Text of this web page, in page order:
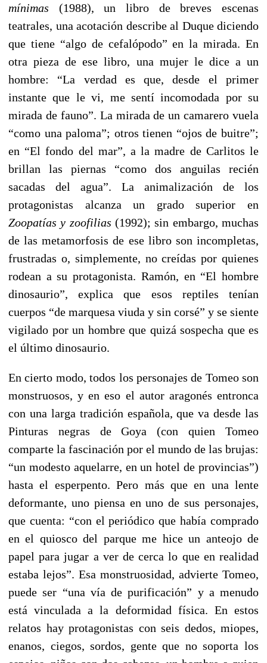
mínimas (1988), un libro de breves escenas
teatrales, una acotación describe al Duque diciendo
que tiene “algo de cefalópodo” en la mirada. En
otra pieza de ese libro, una mujer le dice a un
hombre: “La verdad es que, desde el primer
instante que le vi, me sentí incomodada por su
mirada de fauno”. La mirada de un camarero vuela
“como una paloma”; otros tienen “ojos de buitre”;
en “El fondo del mar”, a la madre de Carlitos le
brillan las piernas “como dos anguilas recién
sacadas del agua”. La animalización de los
protagonistas alcanza un grado superior en
Zoopatías y zoofilias (1992); sin embargo, muchas
de las metamorfosis de ese libro son incompletas,
frustradas o, simplemente, no creídas por quienes
rodean a su protagonista. Ramón, en “El hombre
dinosaurio”, explica que esos reptiles tenían
cuerpos “de marquesa viuda y sin corsé” y se siente
vigilado por un hombre que quizá sospecha que es
el último dinosaurio.
En cierto modo, todos los personajes de Tomeo son
monstruosos, y en eso el autor aragonés entronca
con una larga tradición española, que va desde las
Pinturas negras de Goya (con quien Tomeo
comparte la fascinación por el mundo de las brujas:
“un modesto aquelarre, en un hotel de provincias”)
hasta el esperpento. Pero más que en una lente
deformante, uno piensa en uno de sus personajes,
que cuenta: “con el periódico que había comprado
en el quiosco del parque me hice un anteojo de
papel para jugar a ver de cerca lo que en realidad
estaba lejos”. Esa monstruosidad, advierte Tomeo,
puede ser “una vía de purificación” y a menudo
está vinculada a la deformidad física. En estos
relatos hay protagonistas con seis dedos, miopes,
enanos, ciegos, sordos, gente que no soporta los